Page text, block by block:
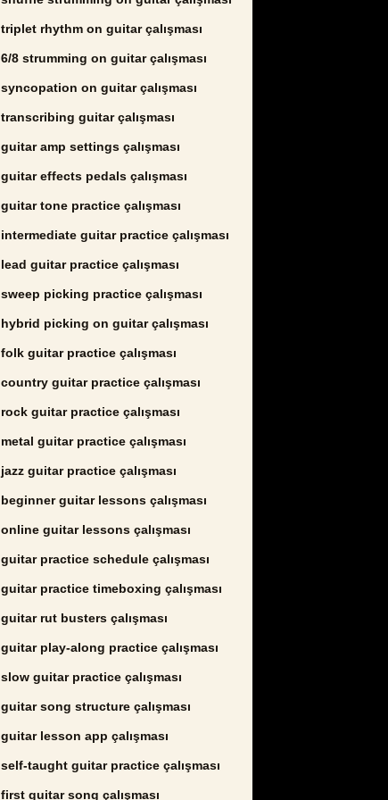
triplet rhythm on guitar çalışması
6/8 strumming on guitar çalışması
syncopation on guitar çalışması
transcribing guitar çalışması
guitar amp settings çalışması
guitar effects pedals çalışması
guitar tone practice çalışması
intermediate guitar practice çalışması
lead guitar practice çalışması
sweep picking practice çalışması
hybrid picking on guitar çalışması
folk guitar practice çalışması
country guitar practice çalışması
rock guitar practice çalışması
metal guitar practice çalışması
jazz guitar practice çalışması
beginner guitar lessons çalışması
online guitar lessons çalışması
guitar practice schedule çalışması
guitar practice timeboxing çalışması
guitar rut busters çalışması
guitar play-along practice çalışması
slow guitar practice çalışması
guitar song structure çalışması
guitar lesson app çalışması
self-taught guitar practice çalışması
first guitar song çalışması